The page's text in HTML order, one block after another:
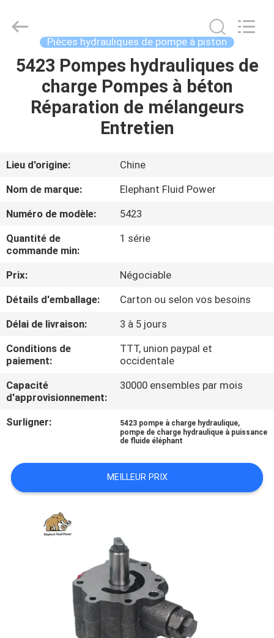
MAISON
PRODUITS
SUJET
DE
NOUS
VISITE
D'USINE
CONTRÔLE
DE
QUALITÉ
CONTACTEZ-
NOUS
CAS
PLAN
Elephant
Fluid
Rights
Reserved.
Pièces hydrauliques de pompe à piston
5423 Pompes hydrauliques de
charge Pompes à béton
Réparation de mélangeurs
Entretien
Lieu d'origine:
Chine
Nom de marque:
Elephant Fluid Power
Numéro de modèle:
5423
Quantité de
commande min:
1 série
Prix:
Négociable
Détails d'emballage:
Carton ou selon vos besoins
Délai de livraison:
3 à 5 jours
Conditions de
paiement:
TTT, union paypal et
occidentale
Capacité
d'approvisionnement:
30000 ensembles par mois
Surligner: 5423 pompe à charge hydraulique,
pompe de charge hydraulique à puissance
de fluide éléphant
MEILLEUR PRIX